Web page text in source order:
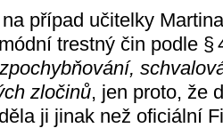
případ učitelky
trestný čin podle §
zločinů, jen proto, že
ji jinak než oficiální